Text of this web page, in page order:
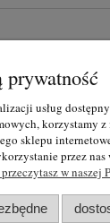
usług
korzystamy
sklepu
przez
w naszej